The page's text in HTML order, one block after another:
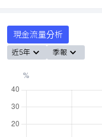
現金流量分析
近5年 季報